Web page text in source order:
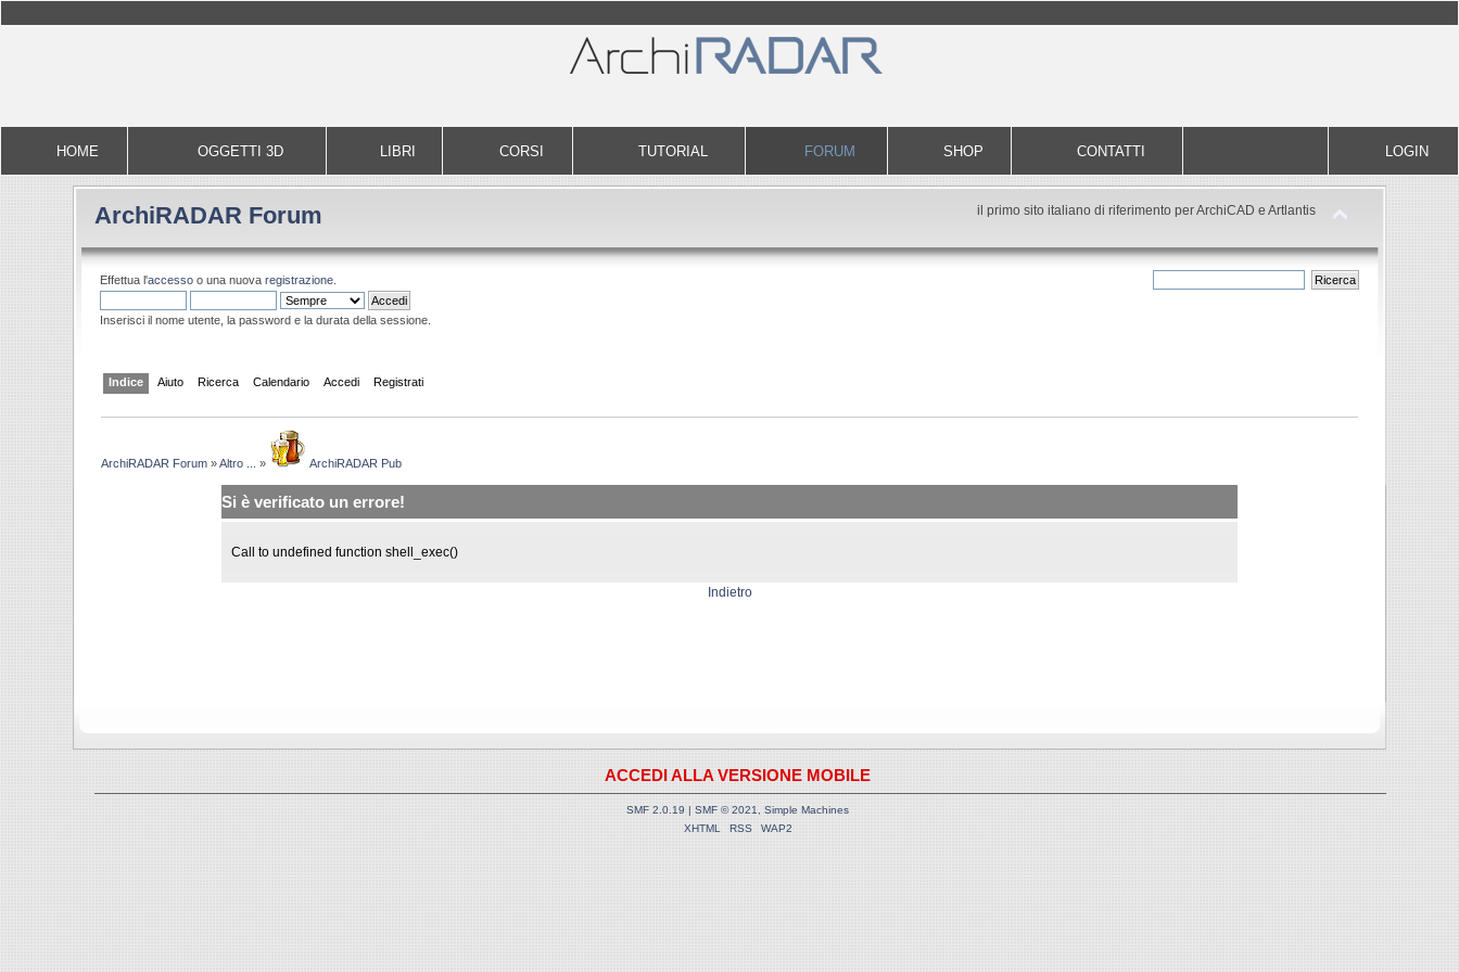
HOME OGGETTI 3D LIBRI CORSI TUTORIAL FORUM SHOP CONTATTI LOGIN
ArchiRADAR Forum il primo sito italiano di riferimento per ArchiCAD e Artlantis
Effettua l'accesso o una nuovaregistrazione.
Inserisci il nome utente, la password e la durata della sessione.
Indice Aiuto Ricerca Calendario Accedi Registrati
ArchiRADAR Forum »Altro ... » ArchiRADAR Pub
Si è verificato un errore!
Call to undefined function shell_exec()
Indietro
ACCEDI ALLA VERSIONE MOBILE
SMF 2.0.19 | SMF © 2021
Simple Machines
XHTML
RSS WAP2